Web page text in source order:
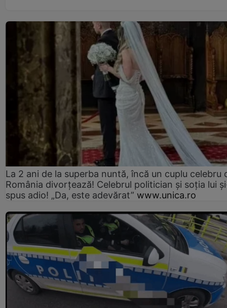
La 2 ani de la superba nuntă, încă un cuplu celebru
România divorțează! Celebrul politician și soția lui
spus adio! „Da, este adevărat” www.unica.ro